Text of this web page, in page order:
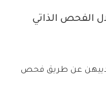
الفحص الذاتي
ثدييهن عن طريق فحص